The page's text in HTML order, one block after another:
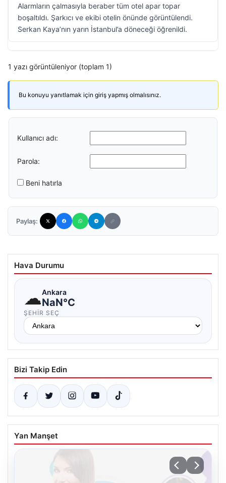
Alarmların çalmasıyla beraber tüm otel apar topar
boşaltıldı. Şarkıcı ve ekibi otelin önünde görüntülendi.
Serkan Kaya’nın yarın İstanbul’a döneceği öğrenildi.
1 yazı görüntüleniyor (toplam 1)
Bu konuyu yanıtlamak için giriş yapmış olmalısınız.
Kullanıcı adı:
Parola:
Beni hatırla
Paylaş:
Hava Durumu
☁Ankara
NaN°C
ŞEHIR SEÇ
Bizi Takip Edin
Yan Manşet